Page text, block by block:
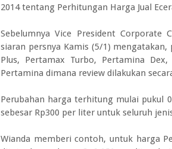
2014 tentang Perhitungan Harga Jual
Sebelumnya Vice President Corporate
siaran persnya Kamis (5/1)
Plus, Pertamax Turbo, Pertamina
Pertamina dimana review dilakukan
Perubahan harga terhitung mulai pukul
sebesar Rp300 per liter untuk seluruh
Wianda memberi contoh, untuk harga